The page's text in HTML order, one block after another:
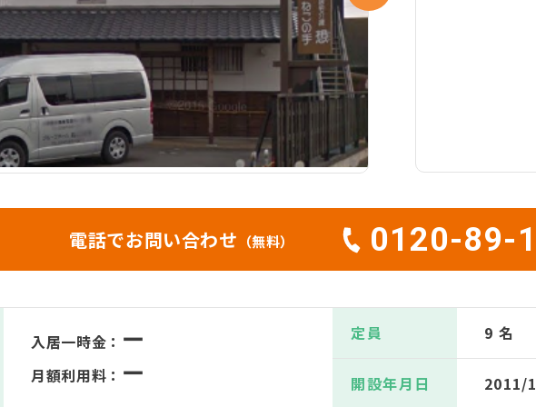
電話でお問い合わせ （無料） 0120-89-
入居一時金： ー
月額利用料： ー
定員 9 名
開設年月日 2011/